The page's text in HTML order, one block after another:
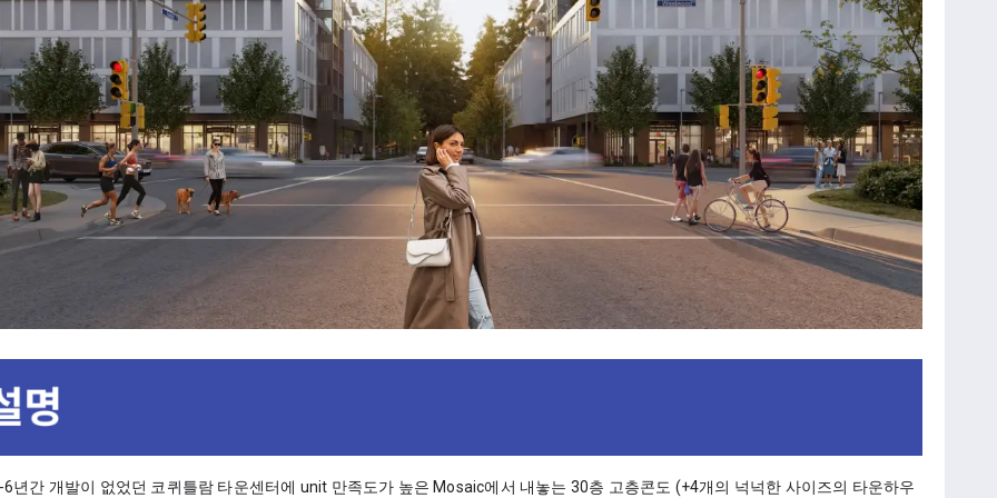
6년간 개발이 없었던 코퀴틀람 타운센터에 unit 만족도가 높은 Mosaic에서 내놓는 30층 고층콘도 (+4개의 넉넉한 사이즈의 타운하우